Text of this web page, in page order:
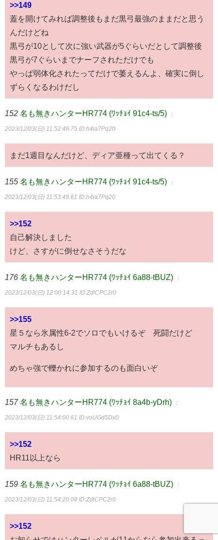
>>149
蓋を開けてみれば調整後もまだ黒弓最強のままだと思う
んだけどね
黒弓が10として次に強い武器が5ぐらいだとして調整後
黒弓が7ぐらいまでナーフされただけでも
やっぱ弱体化されたってだけで萎えるんよ、確実に倒し
ずらくなるわけだし
152 名も無きハンターHR774 (ﾜｯﾁｮｲ 91c4-ts/5) ：
2023/12/03(日) 11:52:46.75 ID:h4ia7Pq20
まだ1週目なんだけど、ディア亜種って出てくる？
155 名も無きハンターHR774 (ﾜｯﾁｮｲ 91c4-ts/5) ：
2023/12/03(日) 11:53:49.61 ID:h4ia7Pq20
>>152
自己解決しました
けど、さすがに倒せなさそうだな
176 名も無きハンターHR774 (ﾜｯﾁｮｲ 6a88-tBUZ) ：
2023/12/03(日) 12:00:14.31 ID:ZdlCPC2r0
>>155
星５なら氷属性6-2でソロでもいけるぞ 死闘だけど
マルチもあるし
めちゃ強で轢かれに参加するのも面白いぞ
157 名も無きハンターHR774 (ﾜｯﾁｮｲ 8a4b-yDrh) ：
2023/12/03(日) 11:54:00.61 ID:voUGd5Dx0
>>152
HR11以上なら
159 名も無きハンターHR774 (ﾜｯﾁｮｲ 6a88-tBUZ) ：
2023/12/03(日) 11:54:20.08 ID:ZdlCPC2r0
>>152